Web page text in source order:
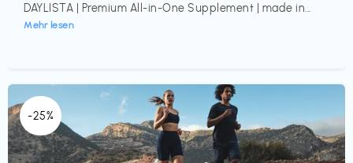
DAYLISTA | Premium All-in-One Supplement | made in...
Mehr lesen
-25%